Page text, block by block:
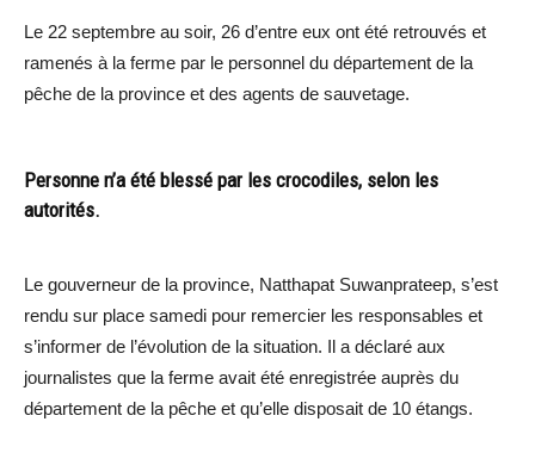
Le 22 septembre au soir, 26 d’entre eux ont été retrouvés et
ramenés à la ferme par le personnel du département de la
pêche de la province et des agents de sauvetage.
Personne n’a été blessé par les crocodiles, selon les
autorités.
Le gouverneur de la province, Natthapat Suwanprateep, s’est
rendu sur place samedi pour remercier les responsables et
s’informer de l’évolution de la situation. Il a déclaré aux
journalistes que la ferme avait été enregistrée auprès du
département de la pêche et qu’elle disposait de 10 étangs.